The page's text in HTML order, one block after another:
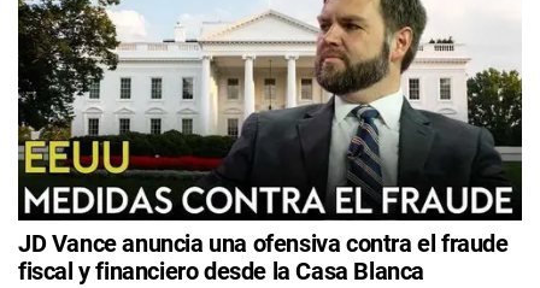
JD Vance anuncia una ofensiva contra el fraude
fiscal y financiero desde la Casa Blanca